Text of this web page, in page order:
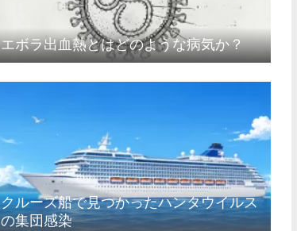
エボラ出血熱とはどのような病気か？
クルーズ船で見つかったハンタウイルス
の集団感染